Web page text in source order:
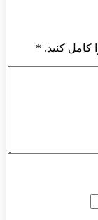
کنید. *